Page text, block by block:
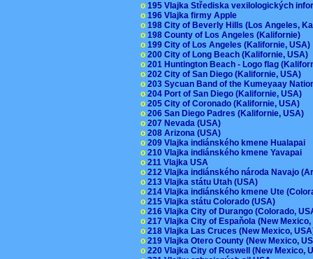
o 195 Vlajka Střediska vexilologických
o 196 Vlajka firmy Apple
o 198 City of Beverly Hills (Los Angeles,
o 198 County of Los Angeles (Kalifornie)
o 199 City of Los Angeles (Kalifornie,
o 200 City of Long Beach (Kalifornie, USA)
o 201 Huntington Beach - Logo flag
o 202 City of San Diego (Kalifornie, USA)
o 203 Sycuan Band of the Kumeyaay
o 204 Port of San Diego (Kalifornie, USA)
o 205 City of Coronado (Kalifornie, USA)
o 206 San Diego Padres (Kalifornie, USA)
o 207 Nevada (USA)
o 208 Arizona (USA)
o 209 Vlajka indiánského kmene Hualapai
o 210 Vlajka indiánského kmene Yavapai
o 211 Vlajka USA
o 212 Vlajka indiánského národa Navajo
o 213 Vlajka státu Utah (USA)
o 214 Vlajka indiánského kmene Ute
o 215 Vlajka státu Colorado (USA)
o 216 Vlajka City of Durango (Colorado,
o 217 Vlajka City of Espaňola (New
o 218 Vlajka Las Cruces (New Mexico,
o 219 Vlajka Otero County (New Mexico,
o 220 Vlajka City of Roswell (New Mexico,